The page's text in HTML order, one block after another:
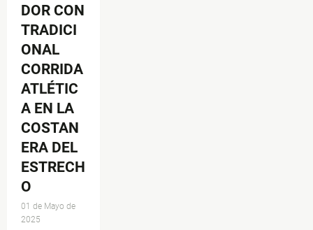
DOR CON
TRADICI
ONAL
CORRIDA
ATLÉTIC
A EN LA
COSTAN
ERA DEL
ESTRECH
O
01 de Mayo de
2025